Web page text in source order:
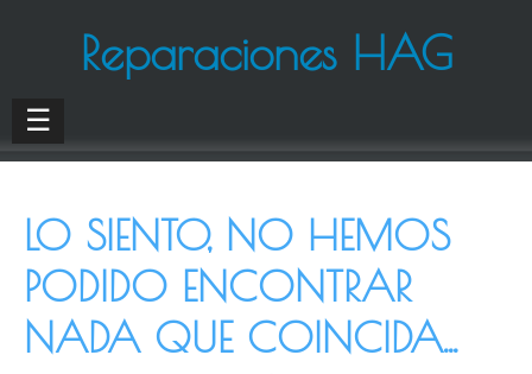
Reparaciones HAG
☰
LO SIENTO, NO HEMOS
PODIDO ENCONTRAR
NADA QUE COINCIDA...